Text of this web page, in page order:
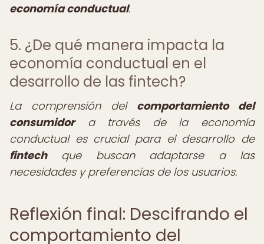
economía conductual.
5. ¿De qué manera impacta la
economía conductual en el
desarrollo de las fintech?
La comprensión del comportamiento del
consumidora través de la economía
conductual es crucial para el desarrollo de
fintechque buscan adaptarse a las
necesidades y preferencias de los usuarios.
Reflexión final: Descifrando el
comportamiento del